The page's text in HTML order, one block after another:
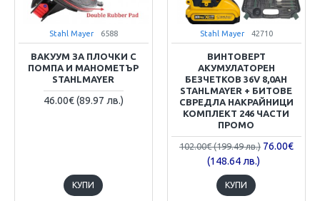
Stahl Mayer 6588
ВАКУУМ ЗА ПЛОЧКИ С
ПОМПА И МАНОМЕТЪР
STAHLMAYER
46.00€ (89.97 лв.)
КУПИ
Stahl Mayer 42710
ВИНТОВЕРТ
АКУМУЛАТОРЕН
БЕЗЧЕТКОВ 36V 8,0AH
STAHLMAYER + БИТОВЕ
СВРЕДЛА НАКРАЙНИЦИ
КОМПЛЕКТ 246 ЧАСТИ
ПРОМО
102.00€ (199.49 лв.) 76.00€
(148.64 лв.)
КУПИ